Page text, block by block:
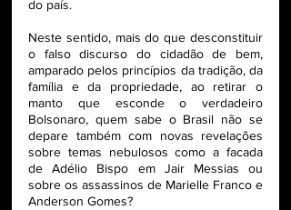
do país.
Neste sentido, mais do que desconstituir
o falso discurso do cidadão de bem,
amparado pelos princípios da tradição, da
família e da propriedade, ao retirar o
manto que esconde o verdadeiro
Bolsonaro, quem sabe o Brasil não se
depare também com novas revelações
sobre temas nebulosos como a facada
de Adélio Bispo em Jair Messias ou
sobre os assassinos de Marielle Franco e
Anderson Gomes?